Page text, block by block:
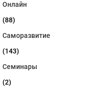
Онлайн
(88)
Саморазвитие
(143)
Семинары
(2)